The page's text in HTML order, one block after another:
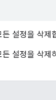
설정을 삭제
설정을 삭제